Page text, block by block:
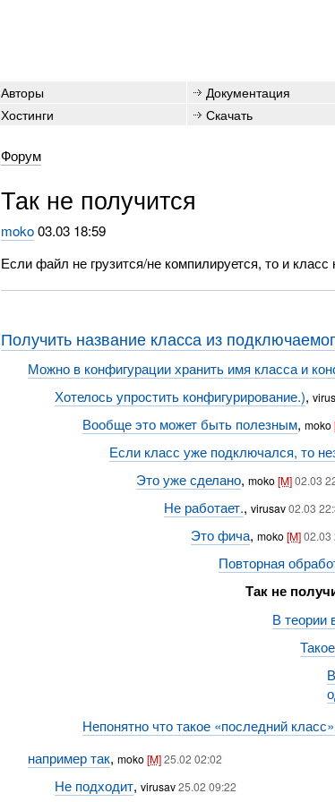
Авторы Документация
Хостинги Скачать
Форум
Так не получится
moko 03.03 18:59
Если файл не грузится/не компилируется, то и
Получить название класса из
Можно в конфигурации хранить имя класса и
Хотелось упростить конфигурирование.),
Вообще это может быть полезным, moko
Если класс уже подключался, то
Это уже сделано,moko[M] 02.03
Не работает., virusav02.03
Это фича,moko[M]02.03
Повторная
Так не
В теории
Непонятно что такое «последний
например так, moko[M]25.02 02:02
Не подходит,virusav25.02 09:22